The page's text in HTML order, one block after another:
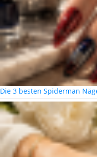
Die 3 besten Spiderman